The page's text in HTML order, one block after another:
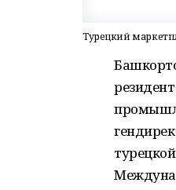
Турецкий